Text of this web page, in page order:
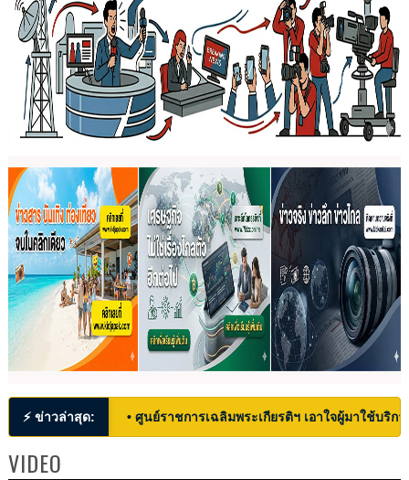
⚡ ข่าวล่าสุด: • ศูนย์ราชการเฉลิมพระเกียรติฯ เอาใจผู้มาใช้บริก
VIDEO